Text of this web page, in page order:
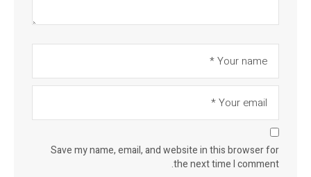
Save my name, email, and website in this browser for
the next time I comment.